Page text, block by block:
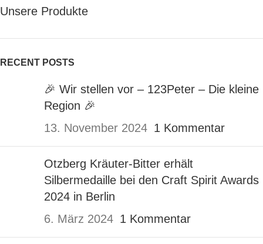
Unsere Produkte
RECENT POSTS
🎉 Wir stellen vor – 123Peter – Die kleine
Region 🎉
13. November 2024 1 Kommentar
Otzberg Kräuter-Bitter erhält
Silbermedaille bei den Craft Spirit Awards
2024 in Berlin
6. März 2024 1 Kommentar